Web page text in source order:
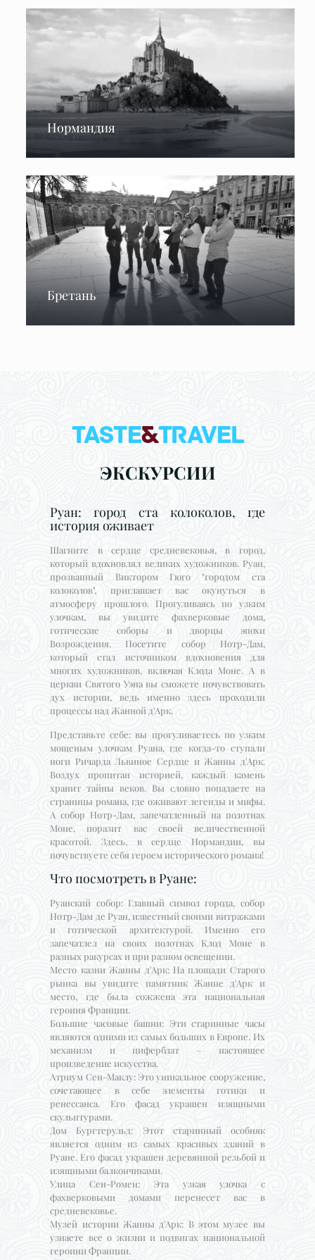
Нормандия
Бретань
ЭКСКУРСИИ
Руан: город ста колоколов, где
история оживает
Шагните в сердце средневековья, в город,
который вдохновлял великих художников. Руан,
прозванный Виктором Гюго "городом ста
колоколов", приглашает вас окунуться в
атмосферу прошлого. Прогуливаясь по узким
улочкам, вы увидите фахверковые дома,
готические соборы и дворцы эпохи
Возрождения. Посетите собор Нотр-Дам,
который стал источником вдохновения для
многих художников, включая Клода Моне. А в
церкви Святого Уэна вы сможете почувствовать
дух истории, ведь именно здесь проходили
процессы над Жанной д'Арк.
Представьте себе: вы прогуливаетесь по узким
мощеным улочкам Руана, где когда-то ступали
ноги Ричарда Львиное Сердце и Жанны д'Арк.
Воздух пропитан историей, каждый камень
хранит тайны веков. Вы словно попадаете на
страницы романа, где оживают легенды и мифы.
А собор Нотр-Дам, запечатленный на полотнах
Моне, поразит вас своей величественной
красотой. Здесь, в сердце Нормандии, вы
почувствуете себя героем исторического романа!
Что посмотреть в Руане:
Руанский собор: Главный символ города, собор
Нотр-Дам де Руан, известный своими витражами
и готической архитектурой. Именно его
запечатлел на своих полотнах Клод Моне в
разных ракурсах и при разном освещении.
Место казни Жанны д'Арк: На площади Старого
рынка вы увидите памятник Жанне д'Арк и
место, где была сожжена эта национальная
героиня Франции.
Большие часовые башни: Эти старинные часы
являются одними из самых больших в Европе. Их
механизм и циферблат – настоящее
произведение искусства.
Атриум Сен-Маклу: Это уникальное сооружение,
сочетающее в себе элементы готики и
ренессанса. Его фасад украшен изящными
скульптурами.
Дом Бургтерульд: Этот старинный особняк
является одним из самых красивых зданий в
Руане. Его фасад украшен деревянной резьбой и
изящными балкончиками.
Улица Сен-Ромен: Эта узкая улочка с
фахверковыми домами перенесет вас в
средневековье.
Музей истории Жанны д'Арк: В этом музее вы
узнаете все о жизни и подвигах национальной
героини Франции.